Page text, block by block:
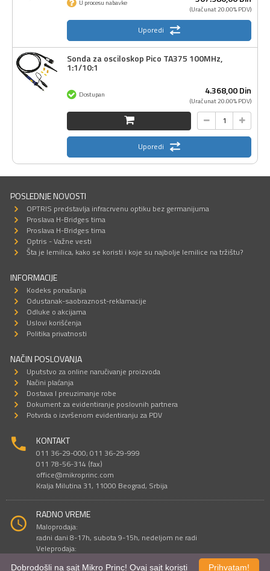
(Uračunat 20.00% PDV)
U procesu nabavke
Uporedi
Sonda za osciloskop Pico TA375 100MHz,
1:1/10:1
4.368,00Din
(Uračunat 20.00% PDV)
Dostupan
Uporedi
POSLEDNJE NOVOSTI
OPTRIS predstavlja infracrvenu optiku bez germanijuma
Proslava H-Bridges tima
Proslava H-Bridges tima
Optris - Važne vesti
Šta je lemilica, kako se koristi i koje su najbolje lemilice na tržištu?
INFORMACIJE
Kodeks ponašanja
Odustanak-saobraznost-reklamacije
Odluke o akcijama
Uslovi korišćenja
Politika privatnosti
NAČIN POSLOVANJA
Uputstvo za online naručivanje proizvoda
Načini plaćanja
Dostava I preuzimanje robe
Dokument za evidentiranje poslovnih partnera
Potvrda o izvršenom evidentiranju za PDV
KONTAKT
011 36-29-000; 011 36-29-999
011 78-56-314 (fax)
office@mikroprinc.com
Kralja Milutina 31, 11000 Beograd, Srbija
RADNO VREME
Maloprodaja:
radni dani 8-17h, subota 9-15h, nedeljom ne radi
Veleprodaja:
Prihvatam!
Dobrodošli na sajt Mikro Princ! Ovaj sajt koristi